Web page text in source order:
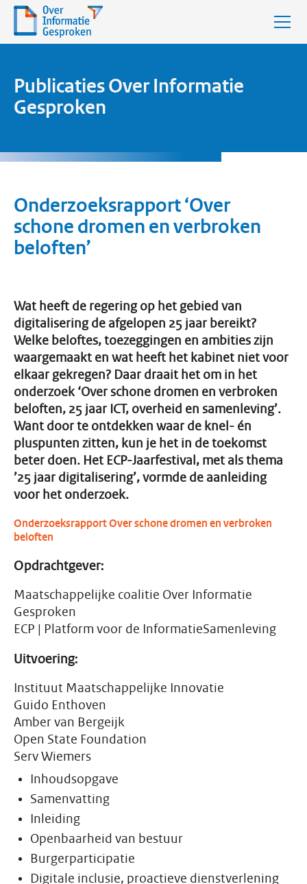
Publicaties Over Informatie
Gesproken
Onderzoeksrapport ‘Over
schone dromen en verbroken
beloften’
Wat heeft de regering op het gebied van
digitalisering de afgelopen 25 jaar bereikt?
Welke beloftes, toezeggingen en ambities zijn
waargemaakt en wat heeft het kabinet niet voor
elkaar gekregen? Daar draait het om in het
onderzoek ‘Over schone dromen en verbroken
beloften, 25 jaar ICT, overheid en samenleving’.
Want door te ontdekken waar de knel- én
pluspunten zitten, kun je het in de toekomst
beter doen. Het ECP-Jaarfestival, met als thema
’25 jaar digitalisering’, vormde de aanleiding
voor het onderzoek.
Onderzoeksrapport Over schone dromen en verbroken
beloften
Opdrachtgever:
Maatschappelijke coalitie Over Informatie
Gesproken
ECP | Platform voor de InformatieSamenleving
Uitvoering:
Instituut Maatschappelijke Innovatie
Guido Enthoven
Amber van Bergeijk
Open State Foundation
Serv Wiemers
Inhoudsopgave
Samenvatting
Inleiding
Openbaarheid van bestuur
Burgerparticipatie
Digitale inclusie, proactieve dienstverlening